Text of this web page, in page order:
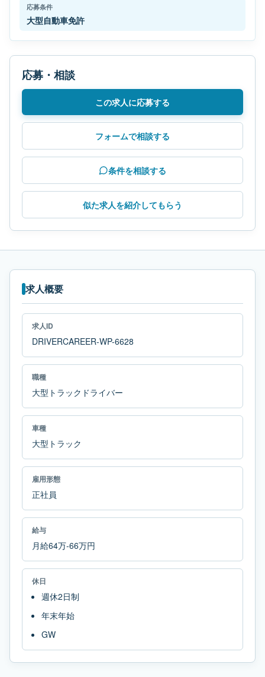
応募条件
大型自動車免許
応募・相談
この求人に応募する
フォームで相談する
条件を相談する
似た求人を紹介してもらう
求人概要
求人ID
DRIVERCAREER-WP-6628
職種
大型トラックドライバー
車種
大型トラック
雇用形態
正社員
給与
月給64万-66万円
休日
週休2日制
年末年始
GW